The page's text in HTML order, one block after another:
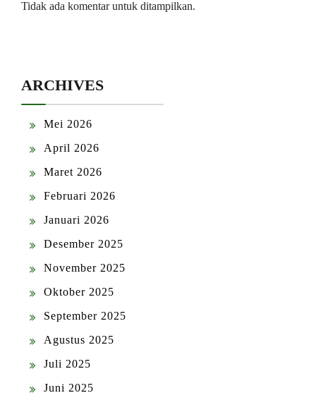
Tidak ada komentar untuk ditampilkan.
ARCHIVES
Mei 2026
April 2026
Maret 2026
Februari 2026
Januari 2026
Desember 2025
November 2025
Oktober 2025
September 2025
Agustus 2025
Juli 2025
Juni 2025